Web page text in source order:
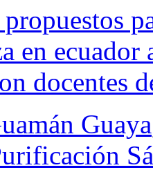
en
docentes
Guaya